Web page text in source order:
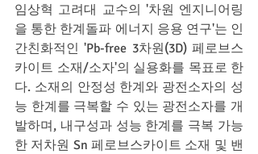
임상혁 고려대 교수의 '차원 엔지니어링
을 통한 한계돌파 에너지 응용 연구'는 인
간친화적인 'Pb-free 3차원(3D) 페로브스
카이트 소재/소자'의 실용화를 목표로 한
다. 소재의 안정성 한계와 광전소자의 성
능 한계를 극복할 수 있는 광전소자를 개
발하며, 내구성과 성능 한계를 극복 가능
한 저차원 Sn 페로브스카이트 소재 및 밴